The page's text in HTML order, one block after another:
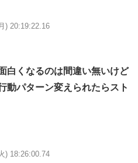
) 20:19:22.16
白くなるのは間違い無いけど
動パターン変えられたらスト
) 18:26:00.74